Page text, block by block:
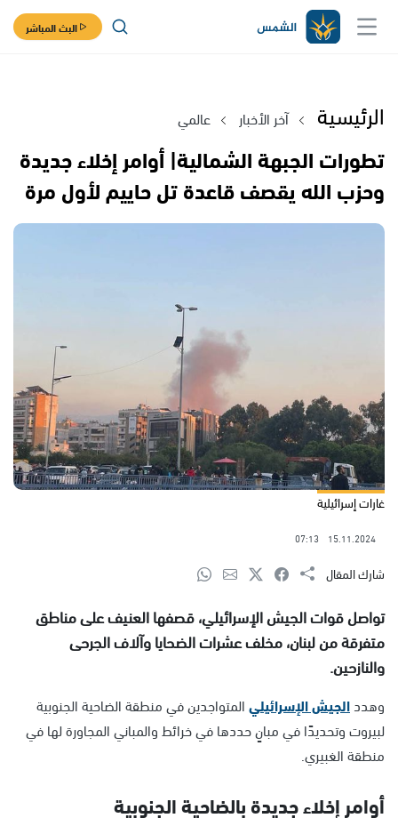
البث المباشر
الرئيسية آخر الأخبار عالمي
تطورات الجبهة الشمالية| أوامر إخلاء جديدة
وحزب الله يقصف قاعدة تل حاييم لأول مرة
غارات إسرائيلية
15.11.2024
07:13
شارك المقال
تواصل قوات الجيش الإسرائيلي، قصفها العنيف على مناطق
متفرقة من لبنان، مخلف عشرات الضحايا وآلاف الجرحى
والنازحين.
وهددالجيش الإسرائيليالمتواجدين في منطقة الضاحية الجنوبية
لبيروت وتحديدًا في مبانٍ حددها في خرائط والمباني المجاورة لها في
منطقة الغبيري.
أوامر إخلاء جديدة بالضاحية الجنوبية